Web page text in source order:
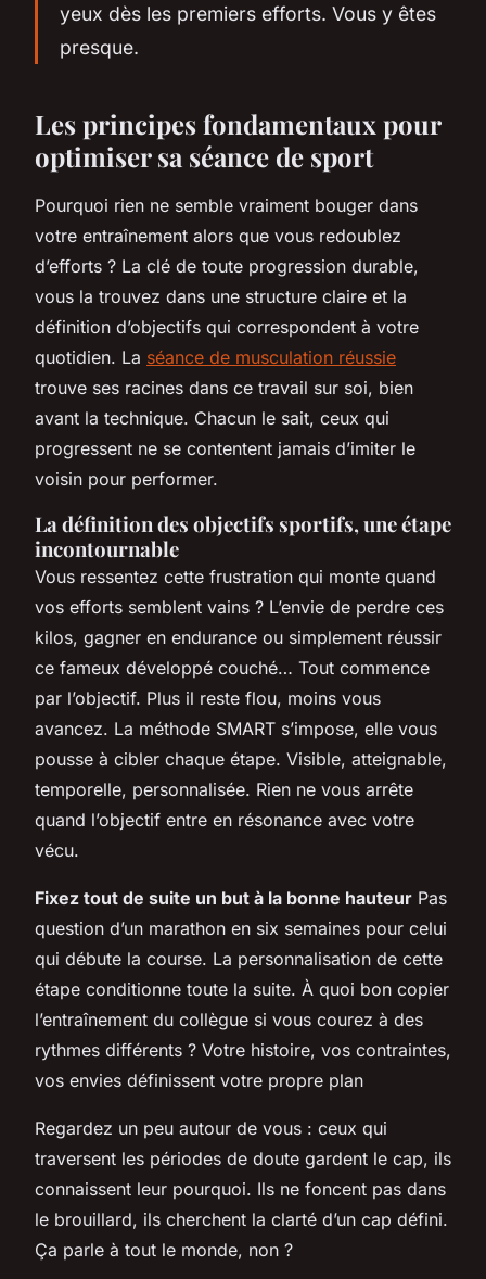
yeux dès les premiers efforts. Vous y êtes
presque.
Les principes fondamentaux pour
optimiser sa séance de sport
Pourquoi rien ne semble vraiment bouger dans
votre entraînement alors que vous redoublez
d’efforts ? La clé de toute progression durable,
vous la trouvez dans une structure claire et la
définition d’objectifs qui correspondent à votre
quotidien. La séance de musculation réussie
trouve ses racines dans ce travail sur soi, bien
avant la technique. Chacun le sait, ceux qui
progressent ne se contentent jamais d’imiter le
voisin pour performer.
La définition des objectifs sportifs, une étape
incontournable
Vous ressentez cette frustration qui monte quand
vos efforts semblent vains ? L’envie de perdre ces
kilos, gagner en endurance ou simplement réussir
ce fameux développé couché… Tout commence
par l’objectif. Plus il reste flou, moins vous
avancez. La méthode SMART s’impose, elle vous
pousse à cibler chaque étape. Visible, atteignable,
temporelle, personnalisée. Rien ne vous arrête
quand l’objectif entre en résonance avec votre
vécu.
Fixez tout de suite un but à la bonne hauteur Pas
question d’un marathon en six semaines pour celui
qui débute la course. La personnalisation de cette
étape conditionne toute la suite. À quoi bon copier
l’entraînement du collègue si vous courez à des
rythmes différents ? Votre histoire, vos contraintes,
vos envies définissent votre propre plan
Regardez un peu autour de vous : ceux qui
traversent les périodes de doute gardent le cap, ils
connaissent leur pourquoi. Ils ne foncent pas dans
le brouillard, ils cherchent la clarté d’un cap défini.
Ça parle à tout le monde, non ?